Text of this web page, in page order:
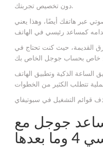
دون تخصيص تجربتك.
عبر هاتفك أيضًا، وهذا يعني
القديمة، حيث كنت تحتاج في
الساعة الذكية وتطبيق الهاتف
قوائم التشغيل في سبوتيفاي
جوجل مع